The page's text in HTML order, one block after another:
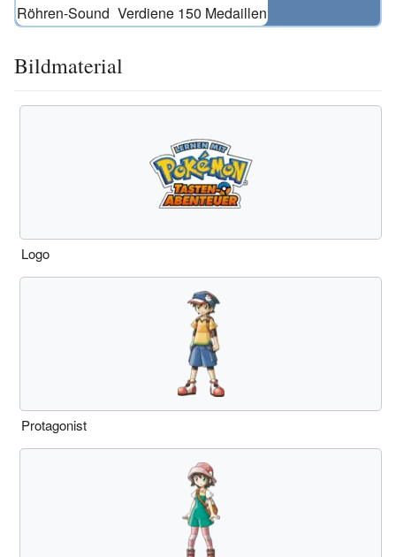
Röhren-Sound Verdiene 150 Medaillen
Bildmaterial
Logo
Protagonist